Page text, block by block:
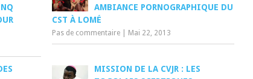
AMBIANCE PORNOGRAPHIQUE DU
CST À LOMÉ
Pas de commentaire Mai 22, 2013
MISSION DE LA CVJR : LES